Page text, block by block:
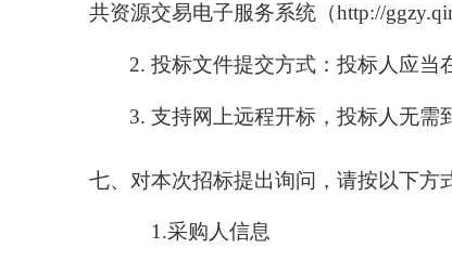
共资源交易电子服务系统（http://
2. 投标文件提交方式：投标人应当
3. 支持网上远程开标，投标人无需
七、 对本次招标提出询问，请按以下方
1.采购人信息